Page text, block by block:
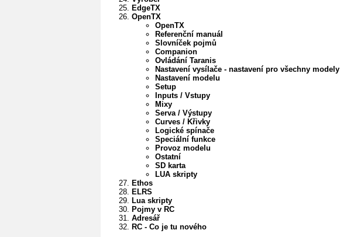
EdgeTX
OpenTX
OpenTX
Referenční manuál
Slovníček pojmů
Companion
Ovládání Taranis
Nastavení vysílače - nastavení pro všechny modely
Nastavení modelu
Setup
Inputs / Vstupy
Mixy
Serva / Výstupy
Curves / Křivky
Logické spínače
Speciální funkce
Provoz modelu
Ostatní
SD karta
LUA skripty
Ethos
ELRS
Lua skripty
Pojmy v RC
Adresář
RC - Co je tu nového